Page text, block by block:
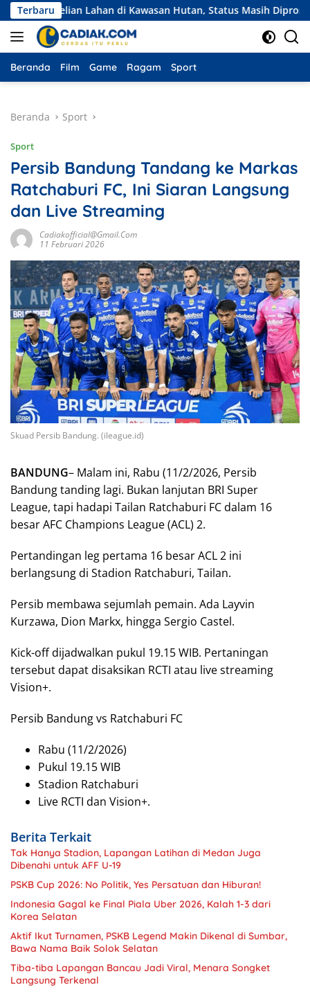
Langsung
ke
konten
TerbaruLahan di Kawasan Hutan, Status Masih Diproses
Beranda Film Game Ragam Sport
Beranda Sport
Sport
Persib Bandung Tandang ke Markas
Ratchaburi FC, Ini Siaran Langsung
dan Live Streaming
Cadiakofficial@gmail.com
11 Februari 2026
Skuad Persib Bandung. (ileague.id)
BANDUNG– Malam ini, Rabu (11/2/2026, Persib
Bandung tanding lagi. Bukan lanjutan BRI Super
League, tapi hadapi Tailan Ratchaburi FC dalam 16
besar AFC Champions League (ACL) 2.
Pertandingan leg pertama 16 besar ACL 2 ini
berlangsung di Stadion Ratchaburi, Tailan.
Persib membawa sejumlah pemain. Ada Layvin
Kurzawa, Dion Markx, hingga Sergio Castel.
Kick-off dijadwalkan pukul 19.15 WIB. Pertaningan
tersebut dapat disaksikan RCTI atau live streaming
Vision+.
Persib Bandung vs Ratchaburi FC
Rabu (11/2/2026)
Pukul 19.15 WIB
Stadion Ratchaburi
Live RCTI dan Vision+.
Berita Terkait
Tak Hanya Stadion, Lapangan Latihan di Medan Juga
Dibenahi untuk AFF U-19
PSKB Cup 2026: No Politik, Yes Persatuan dan Hiburan!
Indonesia Gagal ke Final Piala Uber 2026, Kalah 1-3 dari
Korea Selatan
Aktif Ikut Turnamen, PSKB Legend Makin Dikenal di Sumbar,
Bawa Nama Baik Solok Selatan
Tiba-tiba Lapangan Bancau Jadi Viral, Menara Songket
Langsung Terkenal